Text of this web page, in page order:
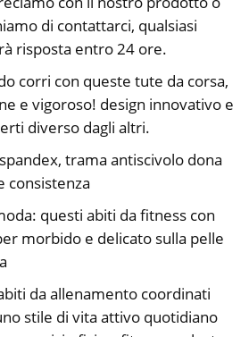
di contattarci, qualsiasi
risposta entro 24 ore.
corri con queste tute da corsa,
e vigoroso! design innovativo e
diverso dagli altri.
trama antiscivolo dona
consistenza
questi abiti da fitness con
morbido e delicato sulla pelle
da allenamento coordinati
stile di vita attivo quotidiano